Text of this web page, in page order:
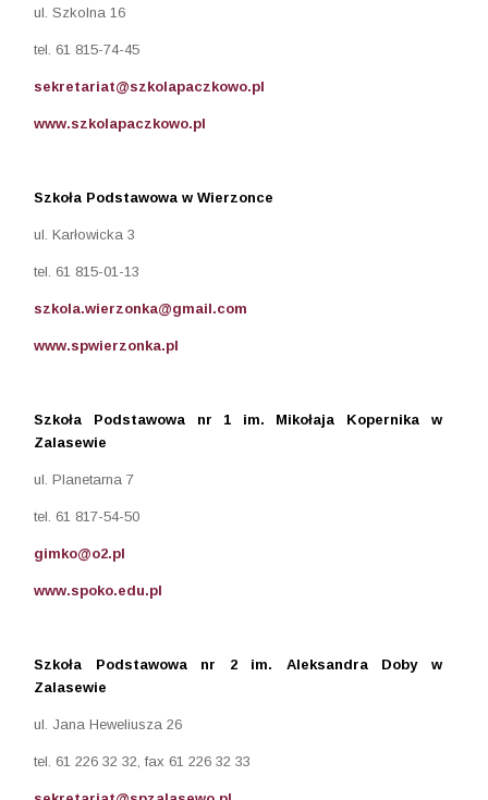
ul. Szkolna 16
tel. 61 815-74-45
sekretariat@szkolapaczkowo.pl
www.szkolapaczkowo.pl
Szkoła Podstawowa w Wierzonce
ul. Karłowicka 3
tel. 61 815-01-13
szkola.wierzonka@gmail.com
www.spwierzonka.pl
Szkoła Podstawowa nr 1 im. Mikołaja Kopernika w
Zalasewie
ul. Planetarna 7
tel. 61 817-54-50
gimko@o2.pl
www.spoko.edu.pl
Szkoła Podstawowa nr 2 im. Aleksandra Doby w
Zalasewie
ul. Jana Heweliusza 26
tel. 61 226 32 32, fax 61 226 32 33